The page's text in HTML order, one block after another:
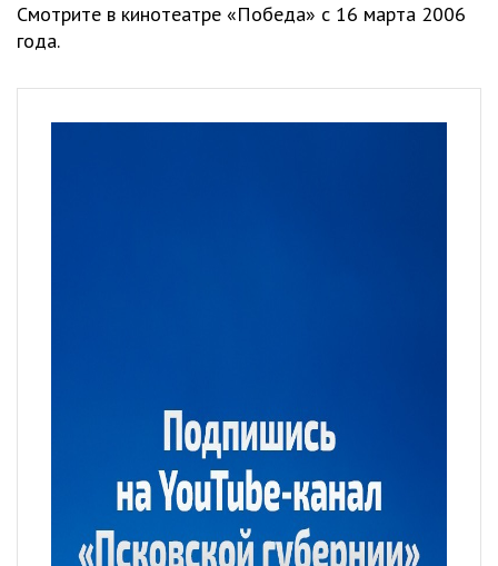
Смотрите в кинотеатре «Победа» с 16 марта 2006
года.